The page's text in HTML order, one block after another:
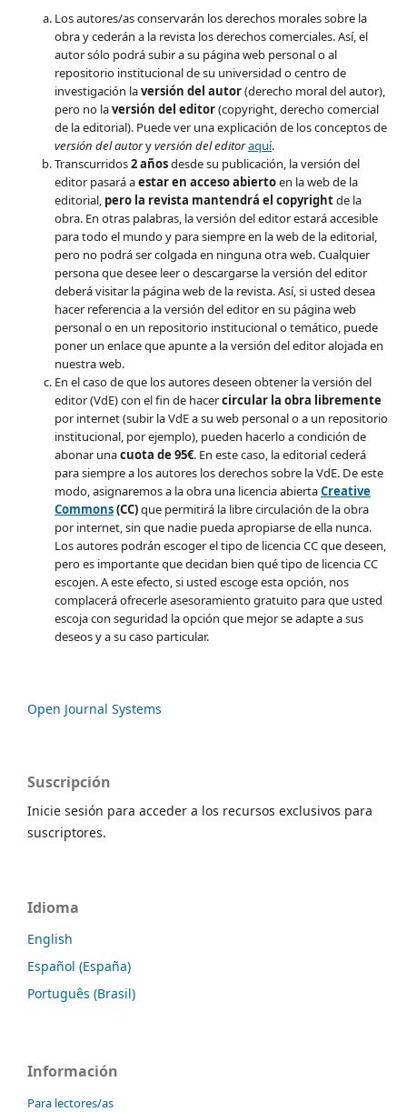
Los autores/as conservarán los derechos morales sobre la
obra y cederán a la revista los derechos comerciales. Así, el
autor sólo podrá subir a su página web personal o al
repositorio institucional de su universidad o centro de
investigación laversión del autor(derecho moral del autor),
pero no laversión del editor(copyright, derecho comercial
de la editorial). Puede ver una explicación de los conceptos de
versión del autoryversión del editoraquí.
Transcurridos2 añosdesde su publicación, la versión del
editor pasará aestar en acceso abiertoen la web de la
editorial, pero la revista mantendrá el copyrightde la
obra. En otras palabras, la versión del editor estará accesible
para todo el mundo y para siempre en la web de la editorial,
pero no podrá ser colgada en ninguna otra web. Cualquier
persona que desee leer o descargarse la versión del editor
deberá visitar la página web de la revista. Así, si usted desea
hacer referencia a la versión del editor en su página web
personal o en un repositorio institucional o temático, puede
poner un enlace que apunte a la versión del editor alojada en
nuestra web.
En el caso de que los autores deseen obtener la versión del
editor (VdE) con el fin de hacercircular la obra libremente
por internet (subir la VdE a su web personal o a un repositorio
institucional, por ejemplo), pueden hacerlo a condición de
abonar unacuota de 95€. En este caso, la editorial cederá
para siempre a los autores los derechos sobre la VdE. De este
modo, asignaremos a la obra una licencia abiertaCreative
Commons(CC)que permitirá la libre circulación de la obra
por internet, sin que nadie pueda apropiarse de ella nunca.
Los autores podrán escoger el tipo de licencia CC que deseen,
pero es importante que decidan bien qué tipo de licencia CC
escojen. A este efecto, si usted escoge esta opción, nos
complacerá ofrecerle asesoramiento gratuito para que usted
escoja con seguridad la opción que mejor se adapte a sus
deseos y a su caso particular.
Open Journal Systems
Suscripción
Inicie sesión para acceder a los recursos exclusivos para
suscriptores.
Idioma
English
Español (España)
Português (Brasil)
Información
Para lectores/as